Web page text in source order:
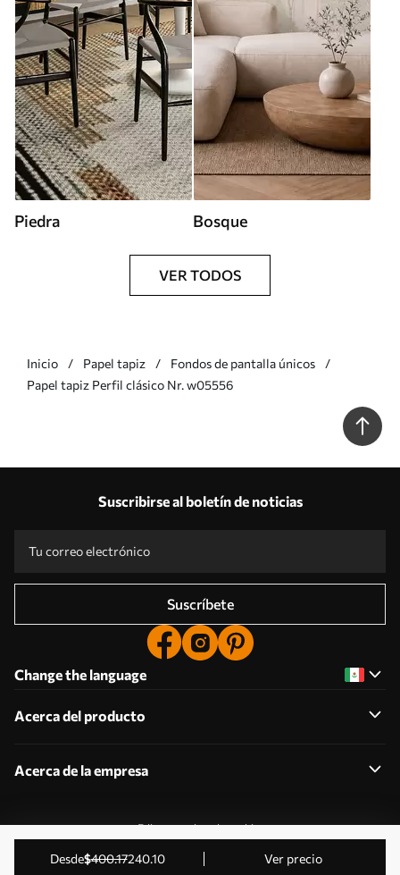
desde$400.17240.10 Ver precio
Piedra Bosque
VER TODOS
Inicio Papel tapiz
Fondos de pantalla únicos
Papel tapiz Perfil clásico Nr. w05556
Suscribirse al boletín de noticias
Suscríbete
Change the language
Acerca del producto
Acerca de la empresa
Editar permisos de cookies
2011-2026 Uwalls . Todos los derechos reservados.
Gestionado por KLW Sp. z o.o. CIF: PL9223057591.